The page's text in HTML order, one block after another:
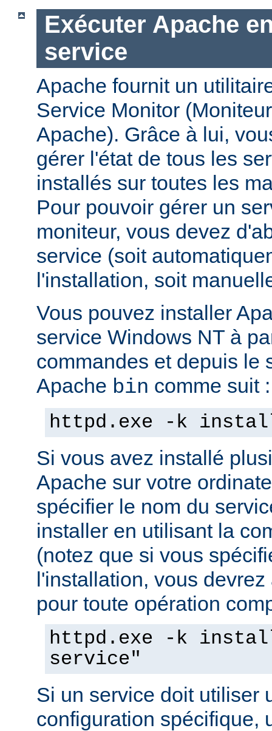
Exécuter Apache
service
Apache fournit un
Service Monitor
Apache). Grâce à lui,
gérer l'état de tous les
installés sur toutes les
Pour pouvoir gérer un
moniteur, vous devez
service (soit
l'installation, soit
Vous pouvez installer
service Windows NT à
commandes et depuis le
Apache bin comme suit :
httpd.exe -k
Si vous avez installé
Apache sur votre
spécifier le nom du
installer en utilisant la
(notez que si vous
l'installation, vous
pour toute opération
httpd.exe -k
service"
Si un service doit utiliser
configuration spécifique,